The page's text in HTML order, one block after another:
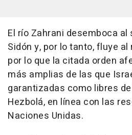
El río Zahrani desemboca al
Sidón y, por lo tanto, fluye
por lo que la citada orden
más amplias de las que
garantizadas como libres
Hezbolá, en línea con las
Naciones Unidas.